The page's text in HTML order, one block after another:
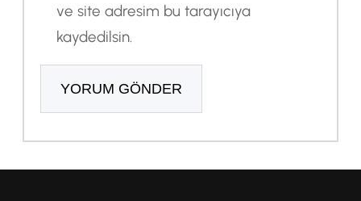
ve site adresim bu tarayıcıya
kaydedilsin.